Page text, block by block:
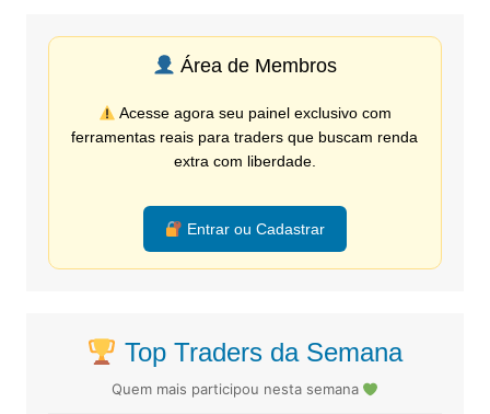
Área de Membros
Acesse agora seu painel exclusivo com
ferramentas reais para traders que buscam renda
extra com liberdade.
Entrar ou Cadastrar
Top Traders da Semana
Quem mais participou nesta semana